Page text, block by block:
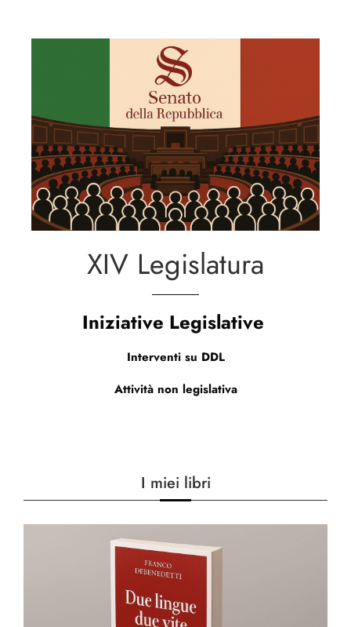
XIV Legislatura
Iniziative Legislative
Interventi su DDL
Attività non legislativa
I miei libri